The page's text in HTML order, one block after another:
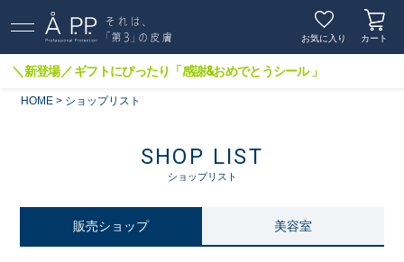
お気に入り カート
＼新登場／ ギフトにぴったり「感謝&おめでとうシール 」
HOME ショップリスト
SHOP LIST
ショップリスト
販売ショップ 美容室